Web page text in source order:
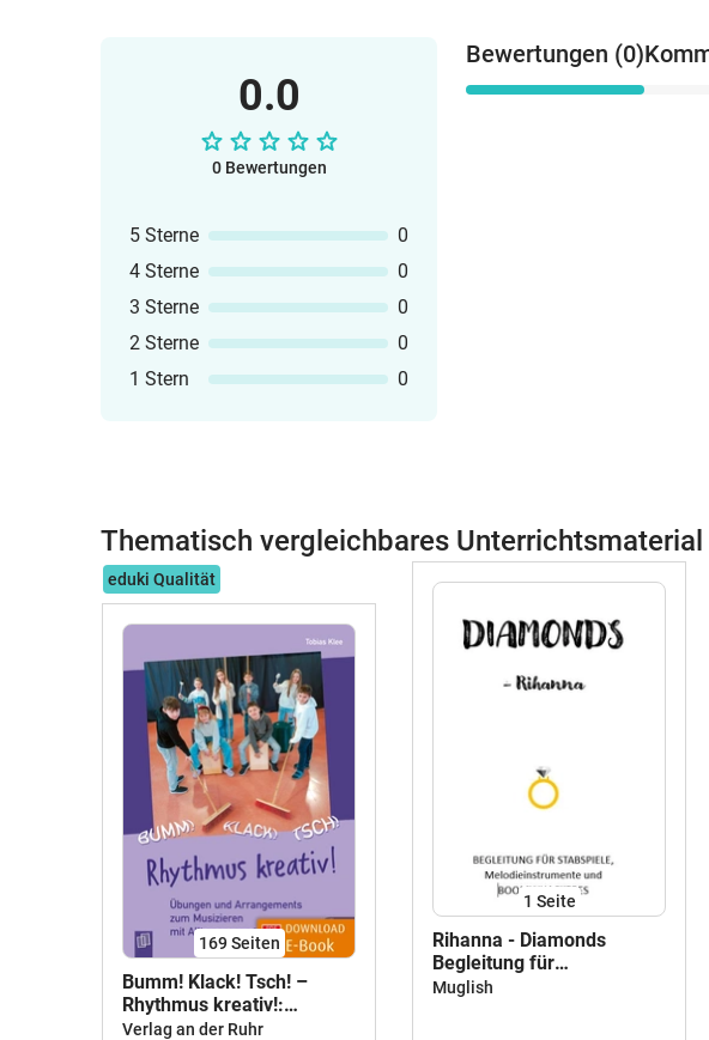
0.0
0 Bewertungen
5 Sterne
0
4 Sterne
0
3 Sterne
0
2 Sterne
0
1 Stern
0
Bewertungen (0)
Thematisch vergleichbares Unterrichtsmaterial
eduki Qualität
169Seiten
Bumm! Klack! Tsch! –
Rhythmus kreativ!:
Übungen und
Verlag an der Ruhr
1 Seite
Rihanna - Diamonds
Begleitung für
Boomwackers, Stabspiele,
Muglish